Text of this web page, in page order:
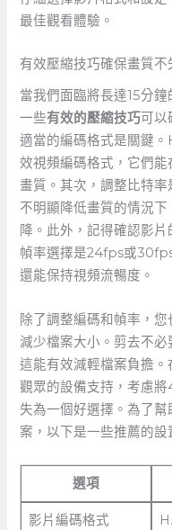
最佳觀看體驗。
有效壓縮技巧確保畫質不
當我們面臨將長達15分
一些有效的壓縮技巧可以
適當的編碼格式是關鍵。
效視頻編碼格式，它們
畫質。其次，調整比特
不明顯降低畫質的情況
降。此外，記得確認影
幀率選擇是24fps或
還能保持視頻流暢度。
除了調整編碼和幀率，
減少檔案大小。剪去不必
這能有效減輕檔案負擔
觀眾的設備支持，考慮
失為一個好選擇。為了
案，以下是一些推薦的設
選項
影片編碼格式